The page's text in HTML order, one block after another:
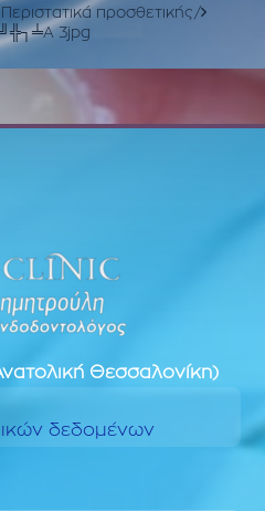
Περιστατικά προσθετικής
3jpg
Θεσσαλονίκη)
δεδομένων